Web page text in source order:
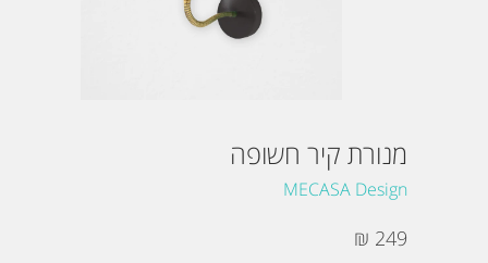
מנורת קיר חשופה
MECASA Design
249 ₪